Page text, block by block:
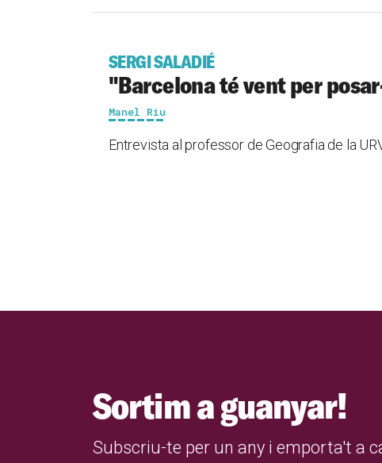
SERGI SALADIÉ
"Barcelona té vent per
Manel Riu
Entrevista al professor de Geografia de la
Sortim a guanyar!
Subscriu-te per un any i emporta't a